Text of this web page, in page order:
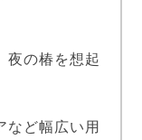
夜の椿を想起
など幅広い用